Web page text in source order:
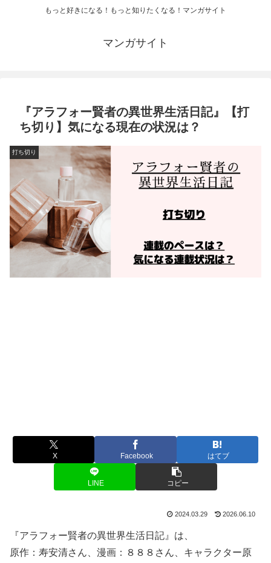
もっと好きになる！もっと知りたくなる！マンガサイト
マンガサイト
『アラフォー賢者の異世界生活日記』【打
ち切り】気になる現在の状況は？
打ち切り
X Facebook はてブ
LINE コピー
2024.03.29 2026.06.10
『アラフォー賢者の異世界生活日記』は、
原作：寿安清さん、漫画：８８８さん、キャラクター原